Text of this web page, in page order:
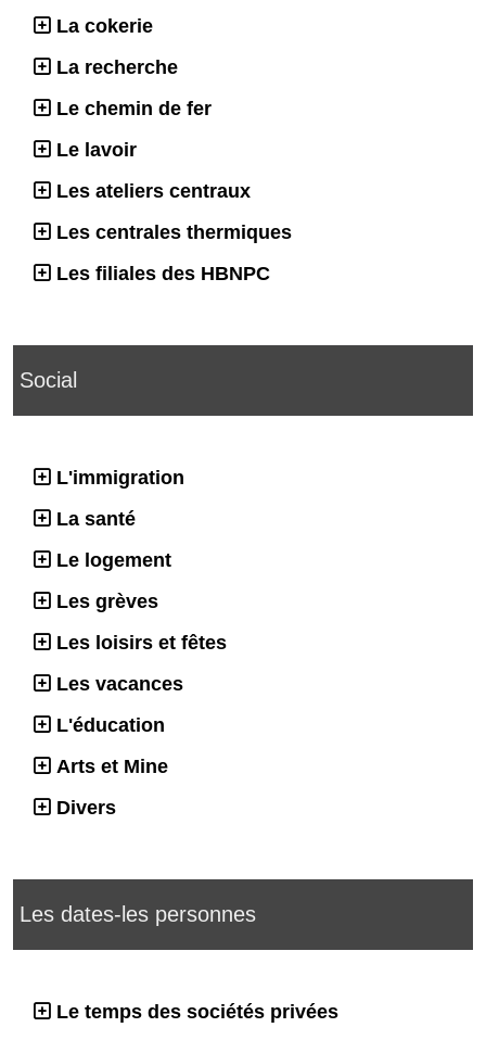
La cokerie
La recherche
Le chemin de fer
Le lavoir
Les ateliers centraux
Les centrales thermiques
Les filiales des HBNPC
Social
L'immigration
La santé
Le logement
Les grèves
Les loisirs et fêtes
Les vacances
L'éducation
Arts et Mine
Divers
Les dates-les personnes
Le temps des sociétés privées